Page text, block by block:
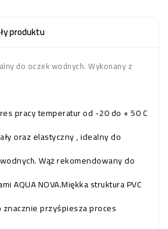
produktu
do oczek wodnych. Wykonany z
pracy temperatur od -20 do + 50 C
oraz elastyczny , idealny do
Wąż rekomendowany do
AQUA NOVA.Miękka struktura PVC
przyśpiesza proces